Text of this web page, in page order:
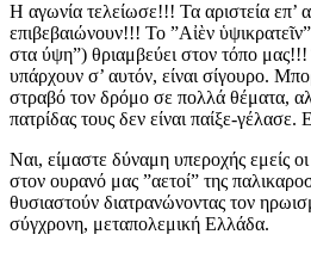
Η αγωνία τελείωσε!!! Τα αριστεία επ’
επιβεβαιώνουν!!! Το ”Αἰὲν
στα ύψη”) θριαμβεύει στον τόπο
υπάρχουν σ’ αυτόν, είναι σίγουρο.
στραβό τον δρόμο σε πολλά θέματα,
πατρίδας τους δεν είναι παίξε-γέλασε.
Ναι, είμαστε δύναμη υπεροχής εμείς
στον ουρανό μας ”αετοί” της
θυσιαστούν διατρανώνοντας τον
σύγχρονη, μεταπολεμική Ελλάδα.